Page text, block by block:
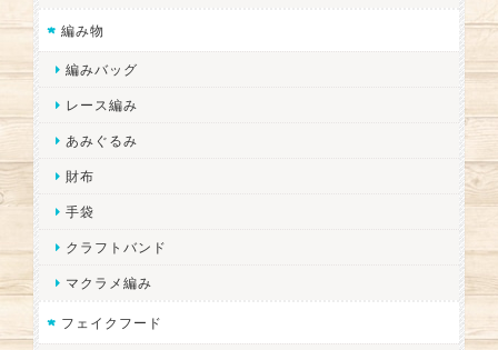
編み物
編みバッグ
レース編み
あみぐるみ
財布
手袋
クラフトバンド
マクラメ編み
フェイクフード